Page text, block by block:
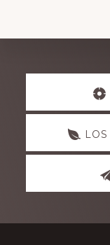
Explore